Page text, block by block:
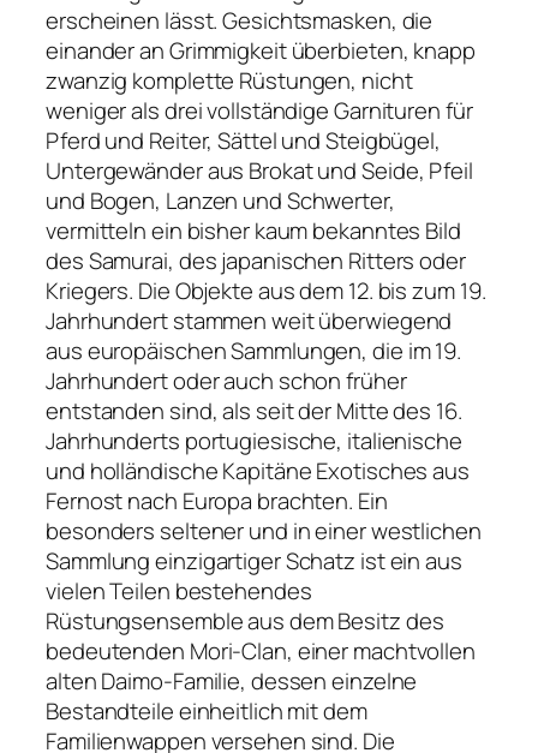
erscheinen lässt. Gesichtsmasken, die
einander an Grimmigkeit überbieten, knapp
zwanzig komplette Rüstungen, nicht
weniger als drei vollständige Garnituren für
Pferd und Reiter, Sättel und Steigbügel,
Untergewänder aus Brokat und Seide, Pfeil
und Bogen, Lanzen und Schwerter,
vermitteln ein bisher kaum bekanntes Bild
des Samurai, des japanischen Ritters oder
Kriegers. Die Objekte aus dem 12. bis zum 19.
Jahrhundert stammen weit überwiegend
aus europäischen Sammlungen, die im 19.
Jahrhundert oder auch schon früher
entstanden sind, als seit der Mitte des 16.
Jahrhunderts portugiesische, italienische
und holländische Kapitäne Exotisches aus
Fernost nach Europa brachten. Ein
besonders seltener und in einer westlichen
Sammlung einzigartiger Schatz ist ein aus
vielen Teilen bestehendes
Rüstungsensemble aus dem Besitz des
bedeutenden Mori-Clan, einer machtvollen
alten Daimo-Familie, dessen einzelne
Bestandteile einheitlich mit dem
Familienwappen versehen sind. Die